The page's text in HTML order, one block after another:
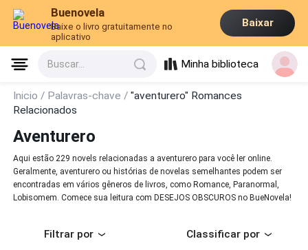
Buenovela
Baixe o livro gratuitamente no
aplicativo
Baixar
Buscar... Minha biblioteca
Inicio / Palavras-chave /"aventurero" Romances
Relacionados
Aventurero
Aqui estão 229 novels relacionadas a aventurero para você ler online.
Geralmente, aventurero ou histórias de novelas semelhantes podem ser
encontradas em vários gêneros de livros, como Romance, Paranormal,
Lobisomem. Comece sua leitura com DESEJOS OBSCUROS no BueNovela!
Filtrar por Classificar por